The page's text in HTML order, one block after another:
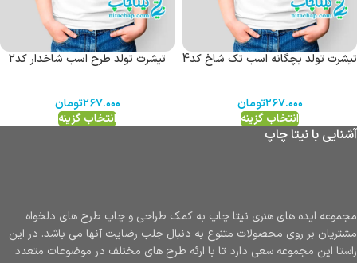
تیشرت تولد بچگانه اسب تک شاخ کد4
۲۶۷.۰۰۰تومان
انتخاب گزینه
تیشرت تولد طرح اسب شاخدار کد2
۲۶۷.۰۰۰تومان
انتخاب گزینه
آشنایی با نیتا چاپ
مجموعه ایده های هنری نیتا چاپ به کمک طراحی و چاپ طرح های دلخواه
مشتریان بر روی محصولات متنوع به دنبال جلب رضایت آنها می باشد. در این
راستا این مجموعه سعی دارد تا با ارئه طرح های مختلف در موضوعات متعدد